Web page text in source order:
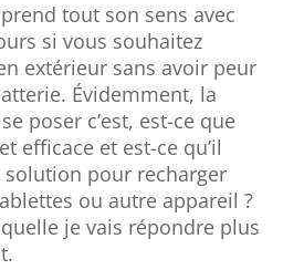
tout son sens avec
si vous souhaitez
extérieur sans avoir peur
Évidemment, la
poser c’est, est-ce que
efficace et est-ce qu’il
pour recharger
ou autre appareil ?
je vais répondre plus